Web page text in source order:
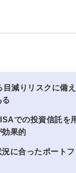
減りリスクに備
での投資信託を
効果的
に合ったポートフ